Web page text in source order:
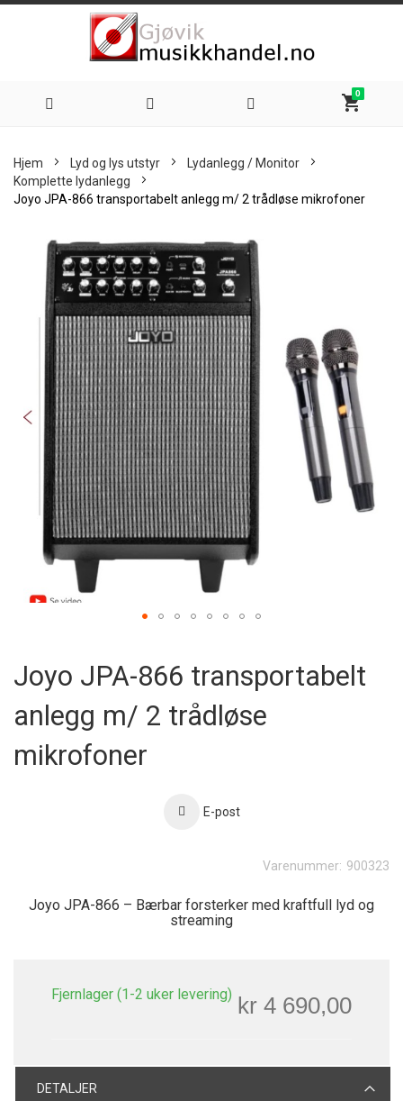
shopping_cart
0
Hjem Lyd og lys utstyr
Lydanlegg / Monitor
Komplette lydanlegg
Joyo JPA-866 transportabelt anlegg m/ 2 trådløse mikrofoner
images
the
beginning
of
the
images
gallery
Joyo JPA-866 transportabelt
anlegg m/ 2 trådløse
mikrofoner
E-post
Varenummer: 900323
Joyo JPA-866 – Bærbar forsterker med kraftfull lyd og
streaming
kr 4 690,00
Fjernlager (1-2 uker levering)
DETALJER